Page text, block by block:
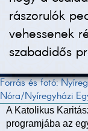
rászorulók
vehessenek
szabadidős
Forrás és fotó:
Nóra/Nyíregyházi
A Katolikus
programjába az